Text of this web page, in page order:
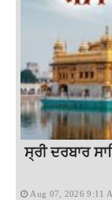
ਸ੍ਰੀ ਦਰਬਾਰ
Aug 07, 2026 9:11